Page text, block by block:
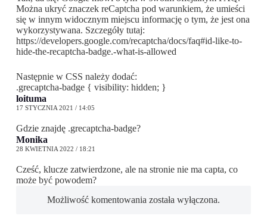
Można ukryć znaczek reCaptcha pod warunkiem, że umieści
się w innym widocznym miejscu informację o tym, że jest ona
wykorzystywana. Szczegóły tutaj:
https://developers.google.com/recaptcha/docs/faq#id-like-to-
hide-the-recaptcha-badge.-what-is-allowed
Następnie w CSS należy dodać:
.grecaptcha-badge { visibility: hidden; }
loituma
17 STYCZNIA 2021 / 14:05
Gdzie znajdę .grecaptcha-badge?
Monika
28 KWIETNIA 2022 / 18:21
Cześć, klucze zatwierdzone, ale na stronie nie ma capta, co
może być powodem?
Możliwość komentowania została wyłączona.